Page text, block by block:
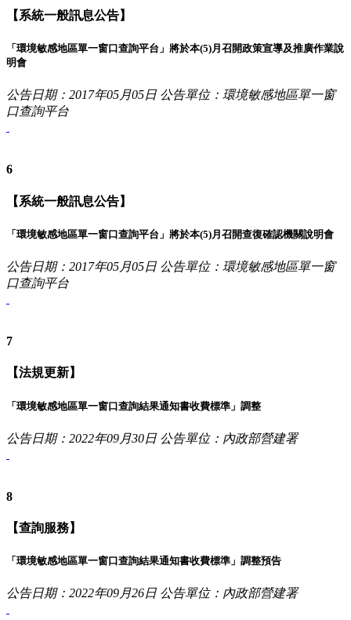
【系統一般訊息公告】
「環境敏感地區單一窗口查詢平台」將於本(5)月召開政策宣導及推廣作業說
明會
公告日期：2017年05月05日 公告單位：環境敏感地區單一窗
口查詢平台
6
【系統一般訊息公告】
「環境敏感地區單一窗口查詢平台」將於本(5)月召開查復確認機關說明會
公告日期：2017年05月05日 公告單位：環境敏感地區單一窗
口查詢平台
7
【法規更新】
「環境敏感地區單一窗口查詢結果通知書收費標準」調整
公告日期：2022年09月30日 公告單位：內政部營建署
8
【查詢服務】
「環境敏感地區單一窗口查詢結果通知書收費標準」調整預告
公告日期：2022年09月26日 公告單位：內政部營建署